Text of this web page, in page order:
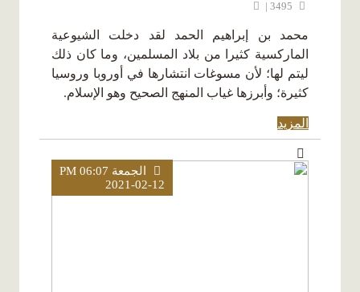
محمد بن إبراهيم الحمد لقد دخلت الشيوعية
الماركسية كثيرا من بلاد المسلمين، وما كان ذلك
ليتم لها؛ لأن مسوغات انتشارها في أوروبا وروسيا
كثيرة؛ وأبرزها غياب المنهج الصحيح وهو الإسلام.
المزيد
الجمعة PM 06:07
2021-02-12